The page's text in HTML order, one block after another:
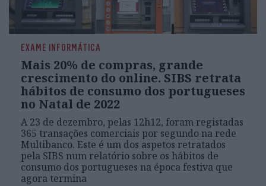
EXAME INFORMÁTICA
Mais 20% de compras, grande
crescimento do online. SIBS retrata
hábitos de consumo dos portugueses
no Natal de 2022
A 23 de dezembro, pelas 12h12, foram registadas
365 transações comerciais por segundo na rede
Multibanco. Este é um dos aspetos retratados
pela SIBS num relatório sobre os hábitos de
consumo dos portugueses na época festiva que
agora termina